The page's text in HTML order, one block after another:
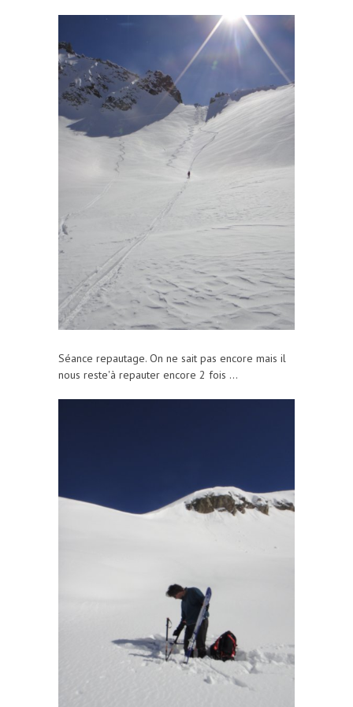
Séance repautage. On ne sait pas encore mais il
nous reste'à repauter encore 2 fois ...